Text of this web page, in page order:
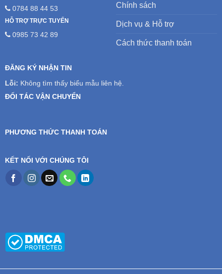
0784 88 44 53
HỖ TRỢ TRỰC TUYẾN
0985 73 42 89
Chính sách
Dịch vụ & Hỗ trợ
Cách thức thanh toán
ĐĂNG KÝ NHẬN TIN
Lỗi: Không tìm thấy biểu mẫu liên hệ.
ĐỐI TÁC VẬN CHUYỂN
PHƯƠNG THỨC THANH TOÁN
KẾT NỐI VỚI CHÚNG TÔI